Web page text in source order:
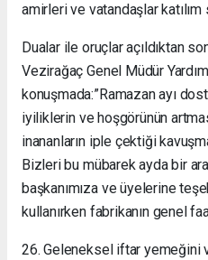
amirleri ve vatandaşlar katılım
Dualar ile oruçlar açıldıktan
Vezirağaç Genel Müdür
konuşmada:”Ramazan ayı
iyiliklerin ve hoşgörünün
inananların iple çektiği
Bizleri bu mübarek ayda bir
başkanımıza ve üyelerine
kullanırken fabrikanın genel
26. Geleneksel iftar yemeğini